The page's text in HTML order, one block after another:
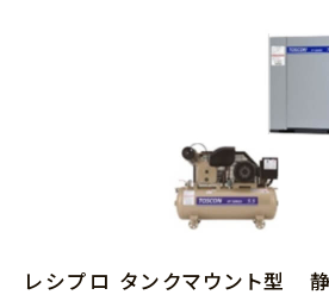
レシプロ タンクマウント型